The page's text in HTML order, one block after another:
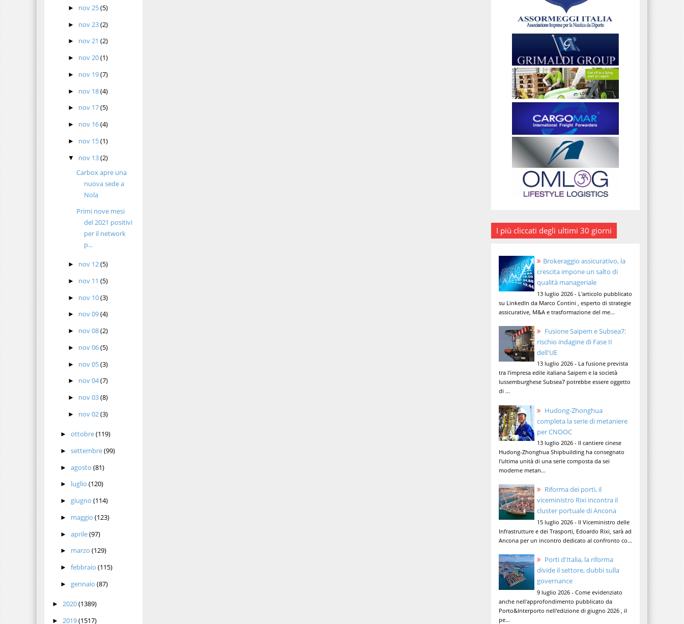
► nov 25(5)
► nov 23(2)
► nov 21(2)
► nov 20(1)
► nov 19(7)
► nov 18(4)
► nov 17(5)
► nov 16(4)
► nov 15(1)
▼ nov 13(2)
Carbox apre una
nuova sede a
Nola
Primi nove mesi
del 2021 positivi
per il network
p...
► nov 12(5)
► nov 11(5)
► nov 10(3)
► nov 09(4)
► nov 08(2)
► nov 06(5)
► nov 05(3)
► nov 04(7)
► nov 03(8)
► nov 02(3)
► ottobre(119)
► settembre(99)
► agosto (81)
► luglio (120)
► giugno (114)
► maggio (123)
► aprile(97)
► marzo (129)
► febbraio (115)
► gennaio (87)
► 2020(1389)
► 2019(1517)
I più cliccati degli ultimi 30 giorni
Brokeraggio assicurativo, la
crescita impone un salto di
qualità manageriale
13 luglio 2026 - L'articolo pubblicato
su LinkedIn da Marco Contini , esperto di strategie
assicurative, M&A e trasformazione del me...
Fusione Saipem e Subsea7:
rischio indagine di Fase II
dell'UE
13 luglio 2026 - La fusione prevista
tra l'impresa edile italiana Saipem e la società
lussemburghese Subsea7 potrebbe essere oggetto
di ...
Hudong-Zhonghua
completa la serie di metaniere
per CNOOC
13 luglio 2026 - Il cantiere cinese
Hudong-Zhonghua Shipbuilding ha consegnato
l'ultima unità di una serie composta da sei
moderne metan...
Riforma dei porti, il
viceministro Rixi incontra il
cluster portuale di Ancona
15 luglio 2026 - Il Viceministro delle
Infrastrutture e dei Trasporti, Edoardo Rixi, sarà ad
Ancona per un incontro dedicato al confronto co...
Porti d'Italia, la riforma
divide il settore, dubbi sulla
governance
9 luglio 2026 - Come evidenziato
anche nell'approfondimento pubblicato da
Porto&Interporto nell'edizione di giugno 2026 , il
pe...